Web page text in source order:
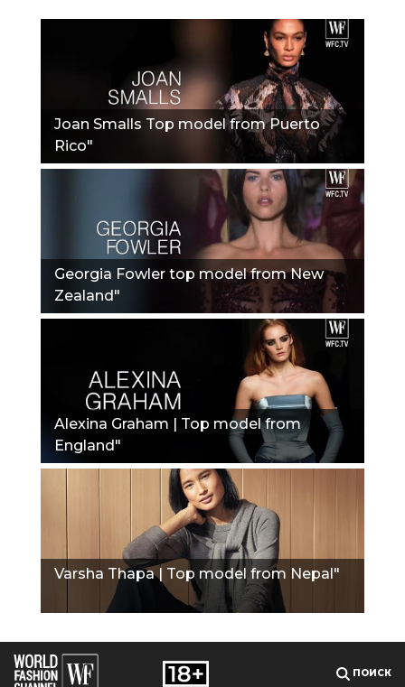
Joan Smalls Top model from Puerto
Rico"
Georgia Fowler top model from New
Zealand"
Alexina Graham | Top model from
England"
Varsha Thapa | Top model from Nepal"
ПОИСК